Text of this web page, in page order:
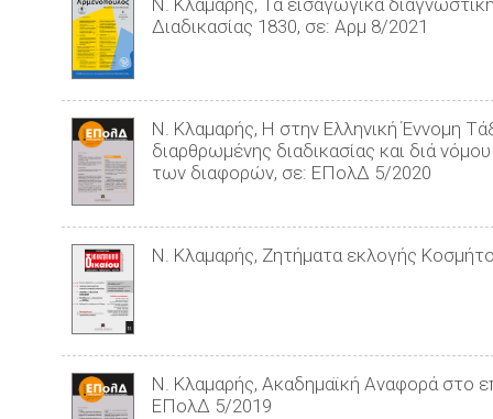
Ν. Κλαμαρής, Τα εισαγωγικά
Διαδικασίας 1830, σε: Αρμ 8/2021
Ν. Κλαμαρής, Η στην Ελληνική Έννοµη
διαρθρωµένης διαδικασίας και διά
των διαφορών, σε: ΕΠολΔ 5/2020
Ν. Κλαμαρής, Ζητήµατα εκλογής
Ν. Κλαμαρής, Ακαδημαϊκή Αναφορά στο
ΕΠολΔ 5/2019